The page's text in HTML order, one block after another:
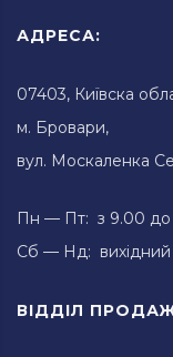
АДРЕСА:
07403, Київска
м. Бровари,
вул. Москаленка
Пн — Пт: з 9.00 до
Сб — Нд: вихідний
ВІДДІЛ